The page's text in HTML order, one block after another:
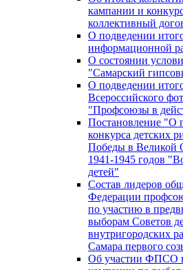
кампании и
коллективный
О подведении
информационной
О состоянии
"Самарский
О подведении
Всероссийского
"Профсоюзы в
Постановление "О
конкурса детских
Победы в Великой
1941-1945 годов
детей"
Состав лидеров
Федерации
по участию в
выборам Советов
внутригородских
Самара первого
Об участии ФПСО